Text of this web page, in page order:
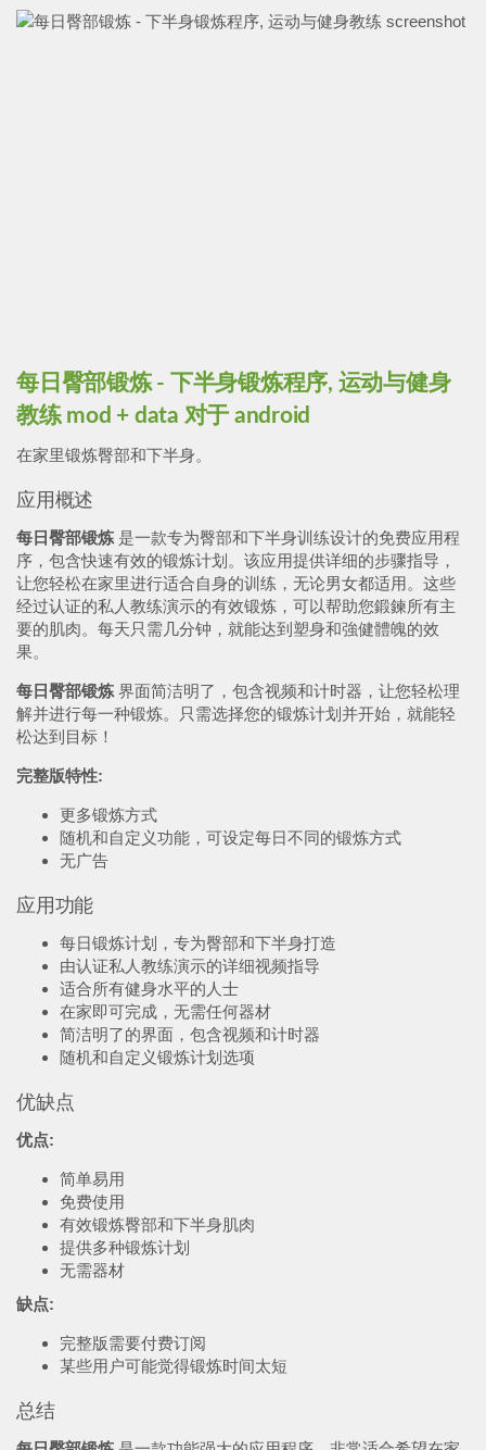
每日臀部锻炼 - 下半身锻炼程序, 运动与健身
教练 mod + data 对于 android
在家里锻炼臀部和下半身。
应用概述
每日臀部锻炼 是一款专为臀部和下半身训练设计的免费应用程
序，包含快速有效的锻炼计划。该应用提供详细的步骤指导，
让您轻松在家里进行适合自身的训练，无论男女都适用。这些
经过认证的私人教练演示的有效锻炼，可以帮助您鍛鍊所有主
要的肌肉。每天只需几分钟，就能达到塑身和強健體魄的效
果。
每日臀部锻炼 界面简洁明了，包含视频和计时器，让您轻松理
解并进行每一种锻炼。只需选择您的锻炼计划并开始，就能轻
松达到目标！
完整版特性:
更多锻炼方式
随机和自定义功能，可设定每日不同的锻炼方式
无广告
应用功能
每日锻炼计划，专为臀部和下半身打造
由认证私人教练演示的详细视频指导
适合所有健身水平的人士
在家即可完成，无需任何器材
简洁明了的界面，包含视频和计时器
随机和自定义锻炼计划选项
优缺点
优点:
简单易用
免费使用
有效锻炼臀部和下半身肌肉
提供多种锻炼计划
无需器材
缺点:
完整版需要付费订阅
某些用户可能觉得锻炼时间太短
总结